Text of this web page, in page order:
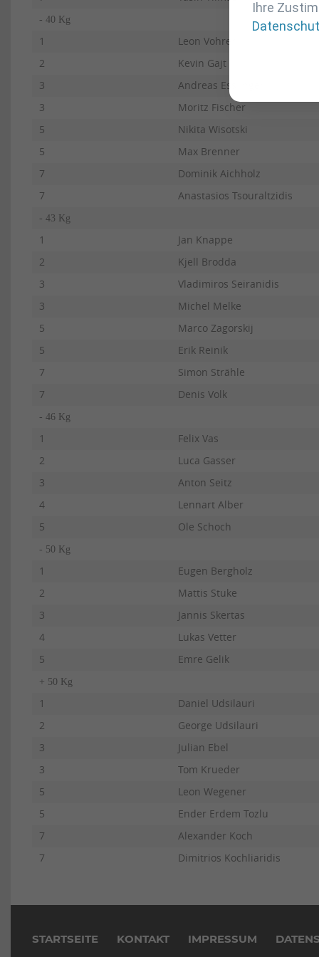
- 40 Kg
1 Leon Vohrer
2
Kevin Gajt
3
Andreas Esslinger
3
Moritz Fischer
5
Nikita Wisotski
5
Max Brenner
7
Dominik Aichholz
7
Anastasios Tsouraltzidis
- 43 Kg
1 Jan Knappe
2
Kjell Brodda
3
Vladimiros Seiranidis
3
Michel Melke
5
Marco Zagorskij
5
Erik Reinik
7
Simon Strähle
7
Denis Volk
- 46 Kg
1 Felix Vas
2
Luca Gasser
3
Anton Seitz
4
Lennart Alber
5
Ole Schoch
- 50 Kg
1 Eugen Bergholz
2
Mattis Stuke
3
Jannis Skertas
4
Lukas Vetter
5
Emre Gelik
+ 50 Kg
1 Daniel Udsilauri
2
George Udsilauri
3
Julian Ebel
3
Tom Krueder
5
Leon Wegener
5
Ender Erdem Tozlu
7
Alexander Koch
7
Dimitrios Kochliaridis
STARTSEITE KONTAKT IMPRESSUM
Ihre